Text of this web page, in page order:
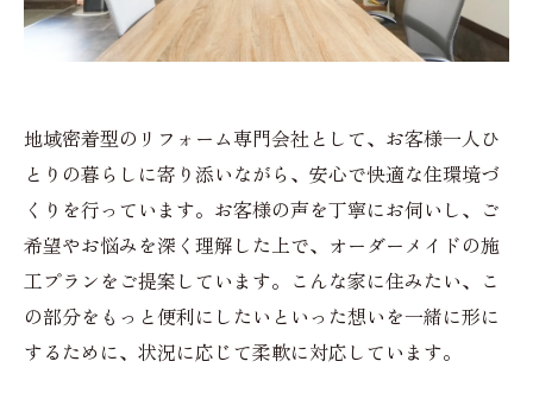
地域密着型のリフォーム専門会社として、お客様一人ひ
とりの暮らしに寄り添いながら、安心で快適な住環境づ
くりを行っています。お客様の声を丁寧にお伺いし、ご
希望やお悩みを深く理解した上で、オーダーメイドの施
工プランをご提案しています。こんな家に住みたい、こ
の部分をもっと便利にしたいといった想いを一緒に形に
するために、状況に応じて柔軟に対応しています。